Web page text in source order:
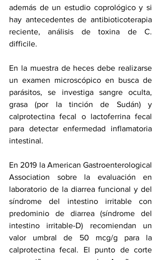
además de un estudio coprológico y si
hay antecedentes de antibioticoterapia
reciente, análisis de toxina de C.
difficile.
En la muestra de heces debe realizarse
un examen microscópico en busca de
parásitos, se investiga sangre oculta,
grasa (por la tinción de Sudán) y
calprotectina fecal o lactoferrina fecal
para detectar enfermedad inflamatoria
intestinal.
En 2019 la American Gastroenterological
Association sobre la evaluación en
laboratorio de la diarrea funcional y del
síndrome del intestino irritable con
predominio de diarrea (síndrome del
intestino irritable-D) recomiendan un
valor umbral de 50 mcg/g para la
calprotectina fecal. El punto de corte